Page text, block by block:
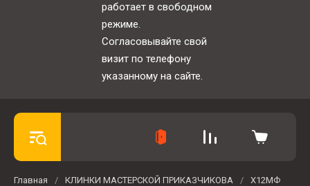
работает в свободном
режиме.
Согласовывайте свой
визит по телефону
указанному на сайте.
Главная / КЛИНКИ МАСТЕРСКОЙ ПРИКАЗЧИКОВА /
Х12МФ